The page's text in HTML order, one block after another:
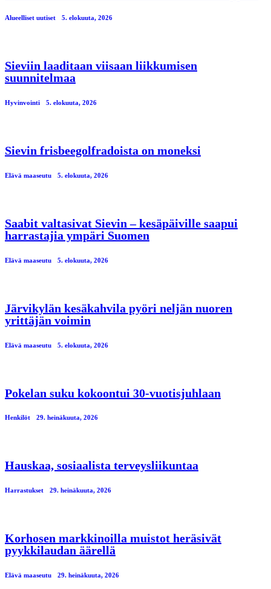
Alueelliset uutiset 5. elokuuta, 2026
Sieviin laaditaan viisaan liikkumisen
suunnitelmaa
Hyvinvointi 5. elokuuta, 2026
Sievin frisbeegolfradoista on moneksi
Elävä maaseutu 5. elokuuta, 2026
Saabit valtasivat Sievin – kesäpäiville saapui
harrastajia ympäri Suomen
Elävä maaseutu 5. elokuuta, 2026
Järvikylän kesäkahvila pyöri neljän nuoren
yrittäjän voimin
Elävä maaseutu 5. elokuuta, 2026
Pokelan suku kokoontui 30-vuotisjuhlaan
Henkilöt 29. heinäkuuta, 2026
Hauskaa, sosiaalista terveysliikuntaa
Harrastukset 29. heinäkuuta, 2026
Korhosen markkinoilla muistot heräsivät
pyykkilaudan äärellä
Elävä maaseutu 29. heinäkuuta, 2026